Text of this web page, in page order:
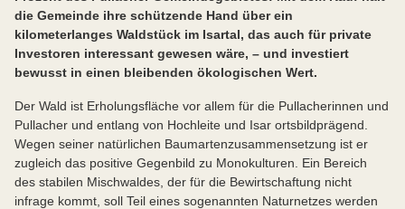
die Gemeinde ihre schützende Hand über ein
kilometerlanges Waldstück im Isartal, das auch für private
Investoren interessant gewesen wäre, – und investiert
bewusst in einen bleibenden ökologischen Wert.
Der Wald ist Erholungsfläche vor allem für die Pullacherinnen und
Pullacher und entlang von Hochleite und Isar ortsbildprägend.
Wegen seiner natürlichen Baumartenzusammensetzung ist er
zugleich das positive Gegenbild zu Monokulturen. Ein Bereich
des stabilen Mischwaldes, der für die Bewirtschaftung nicht
infrage kommt, soll Teil eines sogenannten Naturnetzes werden